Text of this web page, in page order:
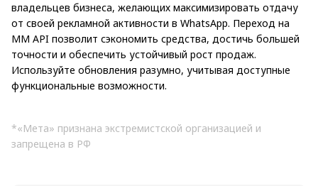
владельцев бизнеса, желающих максимизировать отдачу
от своей рекламной активности в WhatsApp. Переход на
MM API позволит сэкономить средства, достичь большей
точности и обеспечить устойчивый рост продаж.
Используйте обновления разумно, учитывая доступные
функциональные возможности.
*«Мета» признана экстремистской организацией и
запрещена в РФ